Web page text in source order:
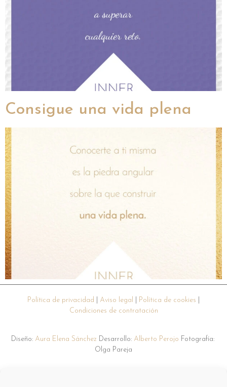
Consigue una vida plena
Política de privacidad Aviso legal Política de cookies
Condiciones de contratación
Diseño: Aura Elena Sánchez Desarrollo: Alberto Perojo Fotografía:
Olga Pareja